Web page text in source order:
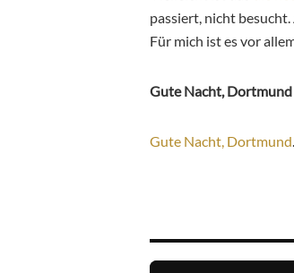
passiert, nicht
Für mich ist es vor
Gute Nacht, Dortmund
Gute Nacht, Dortmund